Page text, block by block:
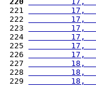
221
17,
222
17,
223
17,
224
17,
225
17,
226
17,
227
18,
228
18,
229
18,